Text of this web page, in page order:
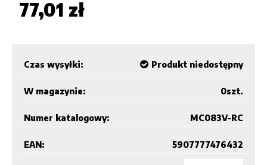
77,01 zł
Czas wysyłki: Produkt niedostępny
W magazynie: szt.
0
Numer katalogowy: MC083V-RC
EAN: 5907777476432